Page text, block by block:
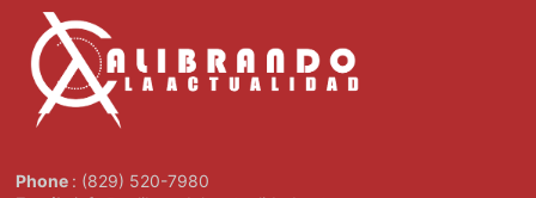
Phone : (829) 520-7980